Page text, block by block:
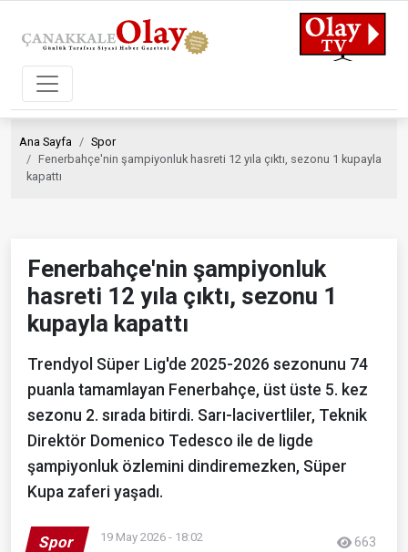
Ana Sayfa
Spor
Fenerbahçe'nin şampiyonluk hasreti 12 yıla çıktı, sezonu 1 kupayla
kapattı
Fenerbahçe'nin şampiyonluk
hasreti 12 yıla çıktı, sezonu 1
kupayla kapattı
Trendyol Süper Lig'de 2025-2026 sezonunu 74
puanla tamamlayan Fenerbahçe, üst üste 5. kez
sezonu 2. sırada bitirdi. Sarı-lacivertliler, Teknik
Direktör Domenico Tedesco ile de ligde
şampiyonluk özlemini dindiremezken, Süper
Kupa zaferi yaşadı.
Spor 19 May 2026 - 18:02 663